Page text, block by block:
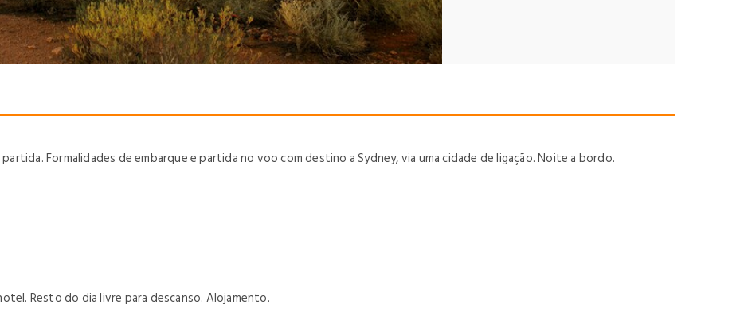
Formalidades de embarque e partida no voo com destino a Sydney, via uma cidade de ligação. Noite a bordo.
Resto do dia livre para descanso. Alojamento.